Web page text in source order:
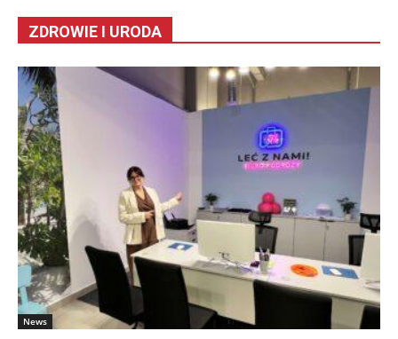
ZDROWIE I URODA
News